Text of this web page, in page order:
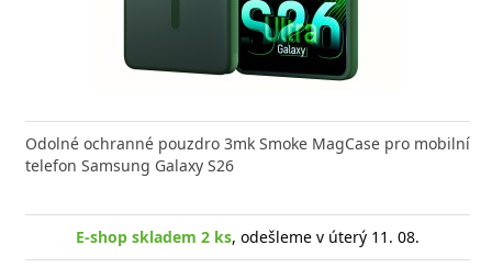
Odolné ochranné pouzdro 3mk Smoke MagCase pro mobilní
telefon Samsung Galaxy S26
E-shop skladem 2 ks, odešleme v úterý 11. 08.
Pro 2C + U je výkonná a kompaktní nabíječka s
technologií, která
shop skladem 1 ks, odešleme v úterý 11. 08.
Typ
E-